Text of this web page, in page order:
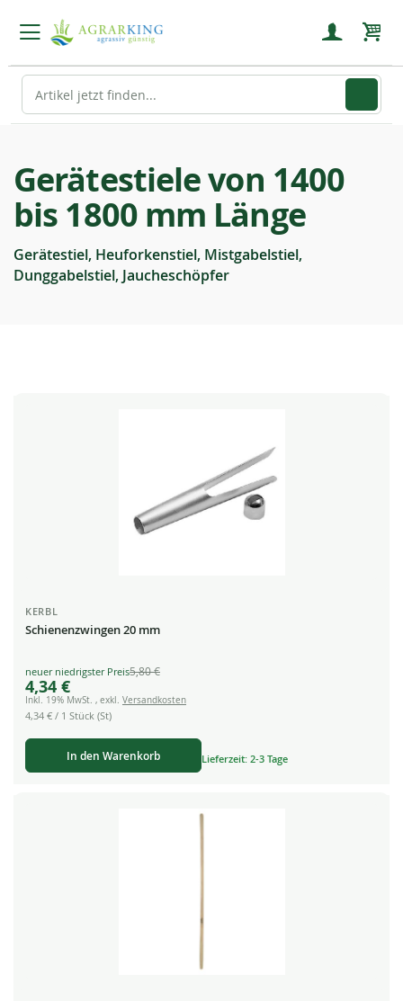
Gerätestiele von 1400
bis 1800 mm Länge
Gerätestiel, Heuforkenstiel, Mistgabelstiel,
Dunggabelstiel, Jaucheschöpfer
KERBL
Schienenzwingen 20 mm
Special
Price
4,34 €
5,80 €
Inkl. 19% MwSt. , exkl. Versandkosten
4,34 € / 1 Stück (St)
In den Warenkorb Lieferzeit: 2-3 Tage